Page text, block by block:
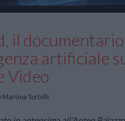
il documentario
artificiale
Video
Martina Tortelli